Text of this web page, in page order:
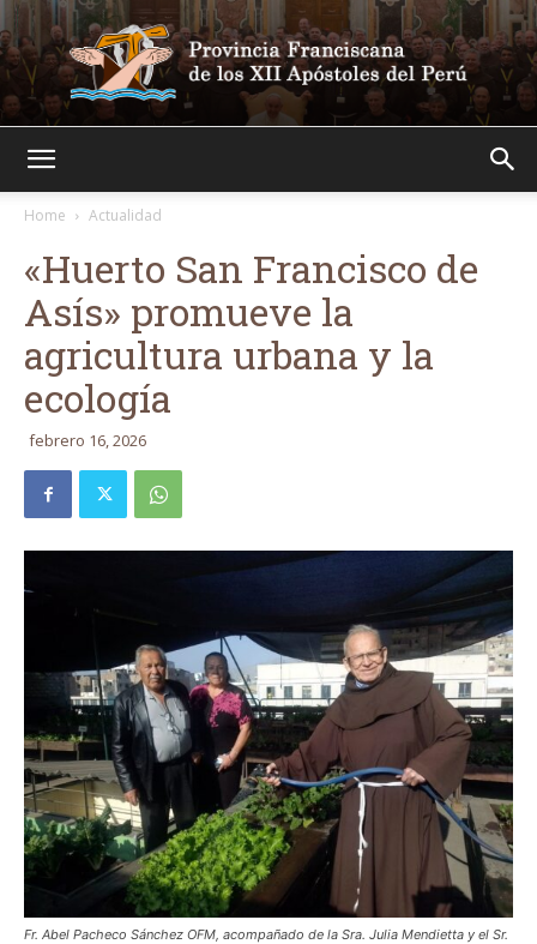
Home
Actualidad
«Huerto San Francisco de
Asís» promueve la
agricultura urbana y la
ecología
febrero 16, 2026
Fr. Abel Pacheco Sánchez OFM, acompañado de la Sra. Julia Mendietta y el Sr.